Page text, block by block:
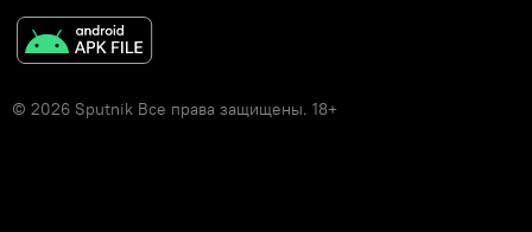
© 2026 Sputnik Все права защищены. 18+